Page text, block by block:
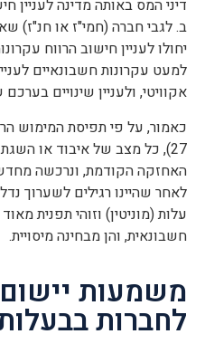
דיני המס באותה מדינה לעניין
ב. לגבי חברה (חמי"ז או חנ"ז)
יחולו לעניין חישוב הרווח
למעט עקרונות חשבונאיים
אקוויטי, ולעניין שינויים
27), כל מצב של איבוד או
האחזקה הקודמת, ונרכשה
לאחר שהיינו רגילים לשערוך
עלות (מוניטין) וזוהי תפנית
חשבונאית, והן מבחינה מיסויית.
לחברות